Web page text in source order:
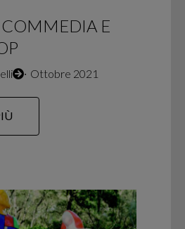
E
∙ Ottobre 2021